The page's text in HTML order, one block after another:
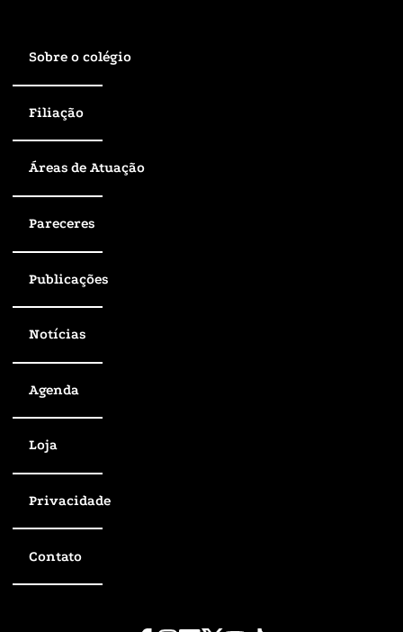
Sobre o colégio
Filiação
Áreas de Atuação
Pareceres
Publicações
Notícias
Agenda
Loja
Privacidade
Contato